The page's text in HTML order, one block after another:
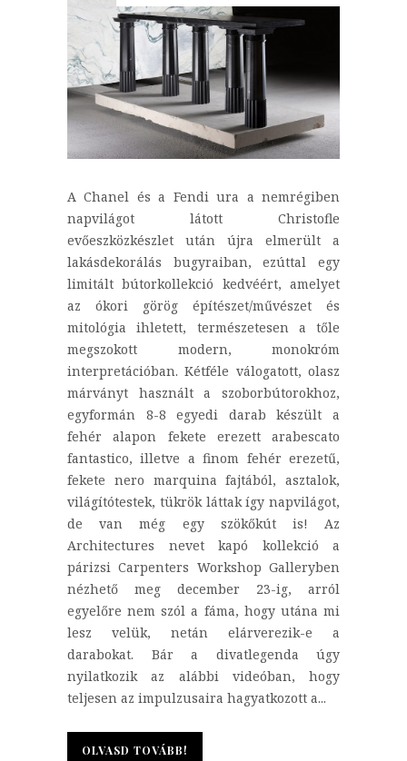
A Chanel és a Fendi ura a nemrégiben
napvilágot látott Christofle
evőeszközkészlet után újra elmerült a
lakásdekorálás bugyraiban, ezúttal egy
limitált bútorkollekció kedvéért, amelyet
az ókori görög építészet/művészet és
mitológia ihletett, természetesen a tőle
megszokott modern, monokróm
interpretációban. Kétféle válogatott, olasz
márványt használt a szoborbútorokhoz,
egyformán 8-8 egyedi darab készült a
fehér alapon fekete erezett arabescato
fantastico, illetve a finom fehér erezetű,
fekete nero marquina fajtából, asztalok,
világítótestek, tükrök láttak így napvilágot,
de van még egy szökőkút is! Az
Architectures nevet kapó kollekció a
párizsi Carpenters Workshop Galleryben
nézhető meg december 23-ig, arról
egyelőre nem szól a fáma, hogy utána mi
lesz velük, netán elárverezik-e a
darabokat. Bár a divatlegenda úgy
nyilatkozik az alábbi videóban, hogy
teljesen az impulzusaira hagyatkozott a...
OLVASD TOVÁBB!
OLVASD TOVÁBB!